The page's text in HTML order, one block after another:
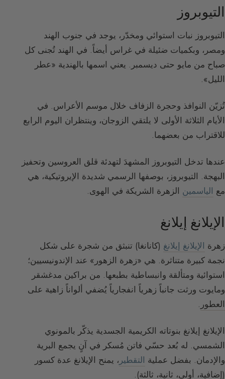
التيوبروز
التيوبروز نبات استوائي ومخدّر، يوجد في جنوب الهند
ومصر، وبكميات ضئيلة في غراس أيضاً. في الهند تُجنى كل
صباح من مايو حتى ديسمبر. يعني اسمها بالهندية «عطر
الليل».
تُزيّن النوافذ وحجرة الزفاف خلال موسم الأعراس. في
الأيام الثلاثة الأولى لا يلتقي الزوجان، وينتظران اليوم الرابع
للاقتراب من بعضهما.
عندها تدخل التيوبروز المشهدَ لتهدئة قلق العروسين وتحفيز
البهجة. التيوبروز، بوصفها الرسمي شديدة الإيروتيكية، هي
مع الياسمين الزهرة الشريكة في الهوى.
الإيلانغ إيلانغ
زهرة الإيلانغ إيلانغ (كانانغا) تنبثق من شجرة على شكل
نجمة كبيرة متناثرة. هي «زهرة الزهور» عند الإندونيسيين؛
استوائية ومتألقة وانبساطية بطبعها. من براكين مدغشقر
ومايوت ورثت جانباً زهرياً انفجارياً يُضفي ألواناً زاهية على
العطور .
الإيلانغ إيلانغ بنوتاته الكريمية الجسدية يذكّر بالمونوي
الشمسي. له بُعد حسّي فاتن مُسكر في آنٍ يجمع البرية
والإدمان. بفضل عملية التقطير ، يمنح الإيلانغ عدة كسور
(إضافية، أولى، ثانية، ثالثة).